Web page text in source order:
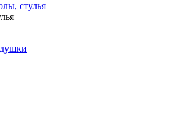
стулья